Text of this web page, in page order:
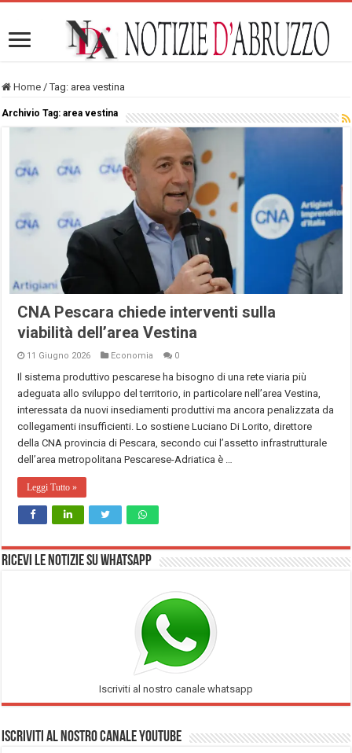
Home / Tag: area vestina
Archivio Tag:area vestina
CNA Pescara chiede interventi sulla
viabilità dell’area Vestina
11 Giugno 2026 Economia 0
Il sistema produttivo pescarese ha bisogno di una rete viaria più
adeguata allo sviluppo del territorio, in particolare nell’area Vestina,
interessata da nuovi insediamenti produttivi ma ancora penalizzata da
collegamenti insufficienti. Lo sostiene Luciano Di Lorito, direttore
della CNA provincia di Pescara, secondo cui l’assetto infrastrutturale
dell’area metropolitana Pescarese-Adriatica è …
Leggi Tutto »
Ricevi le notizie su Whatsapp
Iscriviti al nostro canale whatsapp
Iscriviti al nostro Canale Youtube